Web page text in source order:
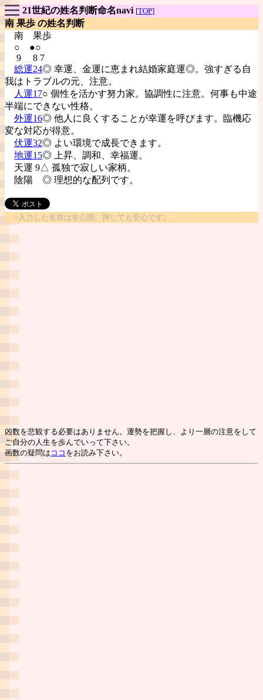
21世紀の姓名判断命名navi [TOP]
南 果歩 の姓名判断
南 果歩
○ ●○
9 8 7
総運24◎ 幸運、金運に恵まれ結婚家庭運◎。強すぎる自
我はトラブルの元、注意。
人運17○ 個性を活かす努力家。協調性に注意。何事も中途
半端にできない性格。
外運16◎ 他人に良くすることが幸運を呼びます。臨機応
変な対応が得意。
伏運32◎ よい環境で成長できます。
地運15◎ 上昇、調和、幸福運。
天運 9△ 孤独で寂しい家柄。
陰陽 ◎ 理想的な配列です。
↑入力した名前は非公開。押しても安心です。
凶数を悲観する必要はありません。運勢を把握し、より一層の注意をして
ご自分の人生を歩んでいって下さい。
画数の疑問は ココ をお読み下さい。